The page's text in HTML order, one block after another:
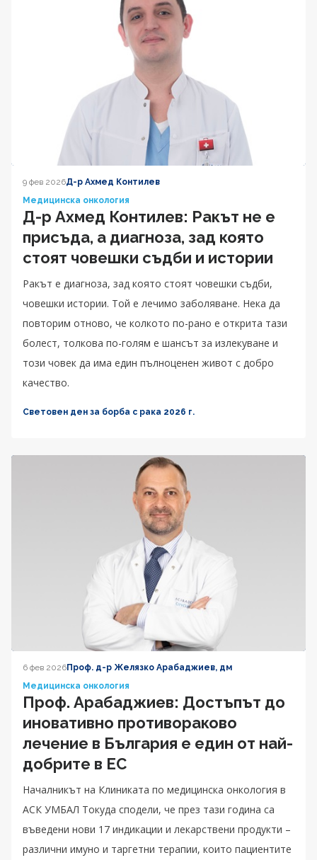
9 фев 2026Д-р Ахмед Контилев
Медицинска онкология
Д-р Ахмед Контилев: Ракът не е
присъда, а диагноза, зад която
стоят човешки съдби и истории
Ракът е диагноза, зад която стоят човешки съдби,
човешки истории. Той е лечимо заболяване. Нека да
повторим отново, че колкото по-рано е открита тази
болест, толкова по-голям е шансът за излекуване и
този човек да има един пълноценен живот с добро
качество.
Световен ден за борба с рака 2026 г.
6 фев 2026Проф. д-р Желязко Арабаджиев, дм
Медицинска онкология
Проф. Арабаджиев: Достъпът до
иновативно противораково
лечение в България е един от най-
добрите в ЕС
Началникът на Клиниката по медицинска онкология в
АСК УМБАЛ Токуда сподели, че през тази година са
въведени нови 17 индикации и лекарствени продукти –
различни имуно и таргетни терапии, които пациентите